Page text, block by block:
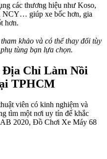
các thương hiệu như Koso,
NCY… giúp xe bốc hơn, gia
hơn.
khảo và có thể thay đổi tùy
tùng bạn lựa chọn.
Địa Chỉ Làm Nồi
TPHCM
viên có kinh nghiệm và
tìm một nơi uy tín để khắc
AB 2020, Đồ Chơi Xe Máy 68